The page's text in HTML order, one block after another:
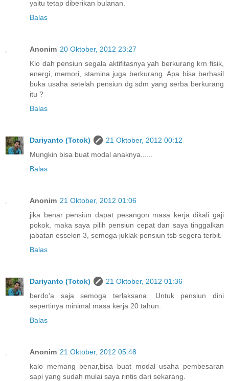
yaitu tetap diberikan bulanan.
Balas
Anonim 20 Oktober, 2012 23:27
Klo dah pensiun segala aktifitasnya yah berkurang krn fisik,
energi, memori, stamina juga berkurang. Apa bisa berhasil
buka usaha setelah pensiun dg sdm yang serba berkurang
itu ?
Balas
Dariyanto (Totok)
21 Oktober, 2012 00:12
Mungkin bisa buat modal anaknya......
Balas
Anonim 21 Oktober, 2012 01:06
jika benar pensiun dapat pesangon masa kerja dikali gaji
pokok, maka saya pilih pensiun cepat dan saya tinggalkan
jabatan esselon 3, semoga juklak pensiun tsb segera terbit.
Balas
Dariyanto (Totok)
21 Oktober, 2012 01:36
berdo'a saja semoga terlaksana. Untuk pensiun dini
sepertinya minimal masa kerja 20 tahun.
Balas
Anonim 21 Oktober, 2012 05:48
kalo memang benar,bisa buat modal usaha pembesaran
sapi yang sudah mulai saya rintis dari sekarang.